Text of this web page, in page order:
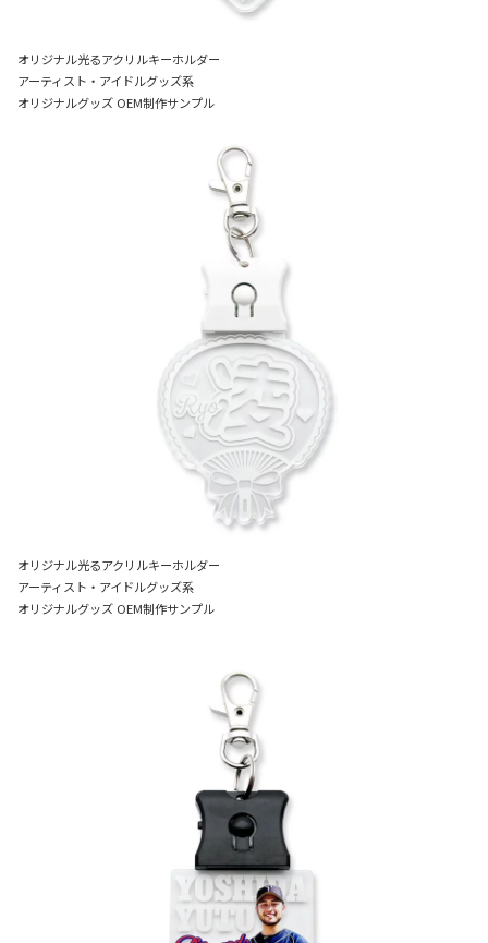
オリジナル光るアクリルキーホルダー
アーティスト・アイドルグッズ系
オリジナルグッズ OEM制作サンプル
オリジナル光るアクリルキーホルダー
アーティスト・アイドルグッズ系
オリジナルグッズ OEM制作サンプル